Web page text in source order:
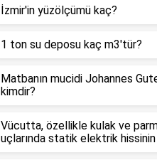
İzmir'in yüzölçümü kaç?
1 ton su deposu kaç m3'tür?
Matbanın mucidi Johannes
kimdir?
Vücutta, özellikle kulak ve
uçlarında statik elektrik